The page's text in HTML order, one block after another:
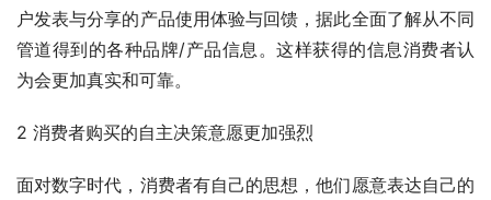
户发表与分享的产品使用体验与回馈，据此全面了解从不同
管道得到的各种品牌/产品信息。这样获得的信息消费者认
为会更加真实和可靠。
2 消费者购买的自主决策意愿更加强烈
面对数字时代，消费者有自己的思想，他们愿意表达自己的